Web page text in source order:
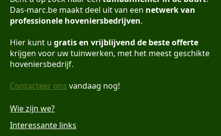
Das-marc.be maakt deel uit van een netwerk van
professionele hoveniersbedrijven.
Hier kunt u gratis en vrijblijvend de beste offerte
krijgen voor uw tuinwerken, met het meest geschikte
hoveniersbedrijf.
Contacteer ons vandaag nog!
Wie zijn we?
Interessante links